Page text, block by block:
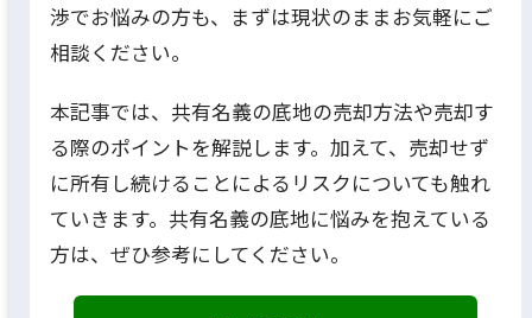
渉でお悩みの方も、まずは現状のままお気軽にご
相談ください。
本記事では、共有名義の底地の売却方法や売却す
る際のポイントを解説します。加えて、売却せず
に所有し続けることによるリスクについても触れ
ていきます。共有名義の底地に悩みを抱えている
方は、ぜひ参考にしてください。